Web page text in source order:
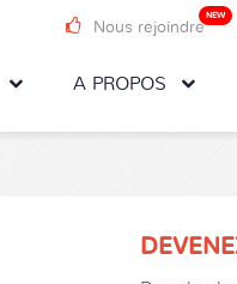
A PROPOS
Nous rejoindre
NEW